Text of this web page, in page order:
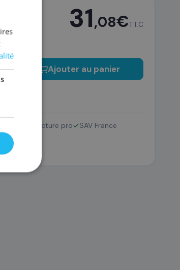
31,08€T.T.C
+ Ajouter au panier
Facture pro SAV France